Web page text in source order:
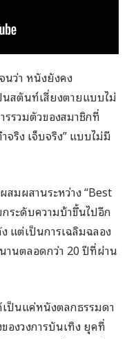
นว่า หนังยังคง
สตันท์เสี่ยงตายแบบไม่
รวมตัวของสมาชิกที่
ริง เจ็บจริง” แบบไม่มี
มผสานระหว่าง “Best
ระดับความบ้าขึ้นไปอีก
แต่เป็นการเฉลิมฉลอง
านตลอดกว่า 20 ปีที่ผ่าน
ป็นแค่หนังตลกธรรมดา
งวงการบันเทิง ยุคที่